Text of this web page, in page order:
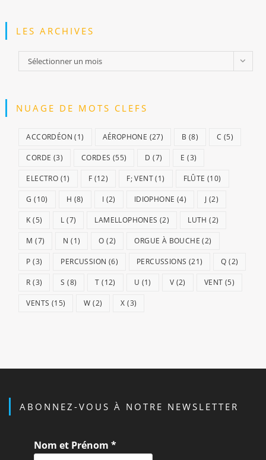
LES ARCHIVES
Les
archives
Sélectionner un mois
NUAGE DE MOTS CLEFS
ACCORDÉON (1) AÉROPHONE (27) B (8) C (5)
CORDE (3) CORDES (55) D (7) E (3)
ELECTRO (1) F (12) F; VENT(1) FLÛTE (10)
G (10) H (8) I (2) IDIOPHONE (4) J (2)
K (5) L (7) LAMELLOPHONES (2) LUTH (2)
M (7) N (1) O (2) ORGUE À BOUCHE (2)
P (3) PERCUSSION (6) PERCUSSIONS (21) Q (2)
R (3) S (8) T (12) U (1) V (2) VENT (5)
VENTS (15) W (2) X (3)
ABONNEZ-VOUS À NOTRE NEWSLETTER
Nom et Prénom*